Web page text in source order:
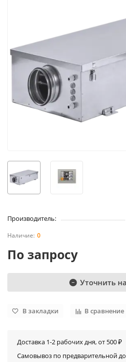
Производитель:
0
По запросу
Уточнить
В закладки В сравнение
Доставка 1-2 рабочих дня, от 500 ₽
Самовывоз по предварительной